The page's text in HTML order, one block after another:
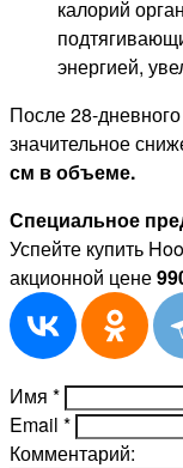
калорий
энергией,
После 28-
значительное
см в объеме.
Специальное
Успейте купить
акционной цене
Имя *
Email *
Комментарий: